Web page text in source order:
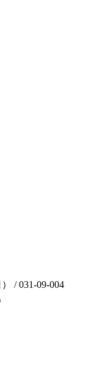
/ 031-09-004